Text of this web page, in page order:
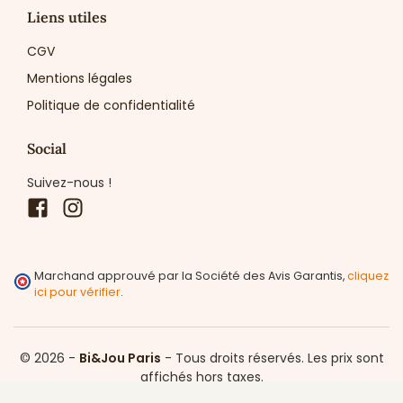
Liens utiles
CGV
Mentions légales
Politique de confidentialité
Social
Suivez-nous !
Facebook
Marchand approuvé par la Société des Avis Garantis,cliquez
ici pour vérifier.
© 2026 - Bi&Jou Paris - Tous droits réservés. Les prix sont
affichés hors taxes.